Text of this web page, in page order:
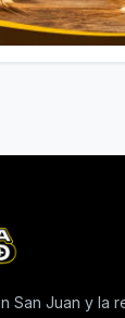
San Juan y la